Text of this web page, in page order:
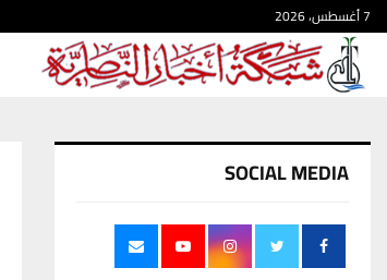
7 أغسطس، 2026
SOCIAL MEDIA